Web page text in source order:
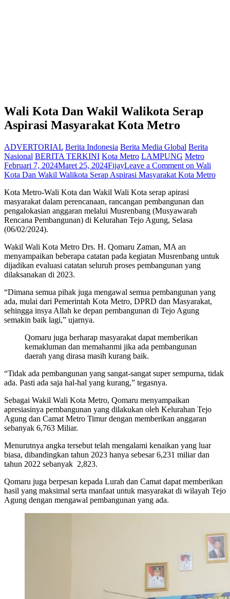
Wali Kota Dan Wakil Walikota Serap
Aspirasi Masyarakat Kota Metro
ADVERTORIAL Berita Indonesia Berita Media Global Berita
Nasional BERITA TERKINI Kota Metro LAMPUNG Metro
Februari 7, 2024Maret 25, 2024FijayLeave a Comment on Wali
Kota Dan Wakil Walikota Serap Aspirasi Masyarakat Kota Metro
Kota Metro-Wali Kota dan Wakil Wali Kota serap apirasi
masyarakat dalam perencanaan, rancangan pembangunan dan
pengalokasian anggaran melalui Musrenbang (Musyawarah
Rencana Pembangunan) di Kelurahan Tejo Agung, Selasa
(06/02/2024).
Wakil Wali Kota Metro Drs. H. Qomaru Zaman, MA an
menyampaikan beberapa catatan pada kegiatan Musrenbang untuk
dijadikan evaluasi catatan seluruh proses pembangunan yang
dilaksanakan di 2023.
“Dimana semua pihak juga mengawal semua pembangunan yang
ada, mulai dari Pemerintah Kota Metro, DPRD dan Masyarakat,
sehingga insya Allah ke depan pembangunan di Tejo Agung
semakin baik lagi,” ujarnya.
Qomaru juga berharap masyarakat dapat memberikan
kemakluman dan memahanmi jika ada pembangunan
daerah yang dirasa masih kurang baik.
“Tidak ada pembangunan yang sangat-sangat super sempurna, tidak
ada. Pasti ada saja hal-hal yang kurang,” tegasnya.
Sebagai Wakil Wali Kota Metro, Qomaru menyampaikan
apresiasinya pembangunan yang dilakukan oleh Kelurahan Tejo
Agung dan Camat Metro Timur dengan memberikan anggaran
sebanyak 6,763 Miliar.
Menurutnya angka tersebut telah mengalami kenaikan yang luar
biasa, dibandingkan tahun 2023 hanya sebesar 6,231 miliar dan
tahun 2022 sebanyak 2,823.
Qomaru juga berpesan kepada Lurah dan Camat dapat memberikan
hasil yang maksimal serta manfaat untuk masyarakat di wilayah Tejo
Agung dengan mengawal pembangunan yang ada.